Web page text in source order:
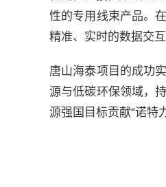
性的专用线束产品。
精准、实时的数据交
唐山海泰项目的成功
源与低碳环保领域，
源强国目标贡献“诺特